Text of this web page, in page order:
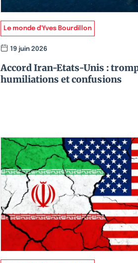
Le monde d'Yves Bourdillon
19 juin 2026
Accord Iran-Etats-Unis :
humiliations et confusions